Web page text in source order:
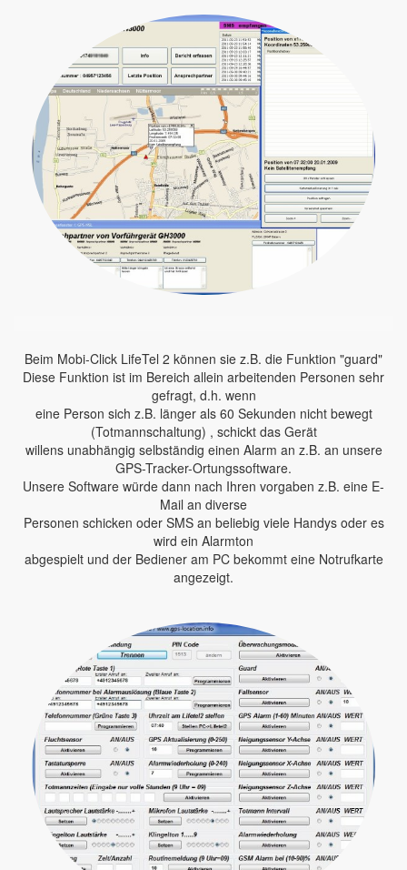
Beim Mobi-Click LifeTel 2 können sie z.B. die Funktion "guard"
Diese Funktion ist im Bereich allein arbeitenden Personen sehr
gefragt, d.h. wenn
eine Person sich z.B. länger als 60 Sekunden nicht bewegt
(Totmannschaltung) , schickt das Gerät
willens unabhängig selbständig einen Alarm an z.B. an unsere
GPS-Tracker-Ortungssoftware.
Unsere Software würde dann nach Ihren vorgaben z.B. eine E-
Mail an diverse
Personen schicken oder SMS an beliebig viele Handys oder es
wird ein Alarmton
abgespielt und der Bediener am PC bekommt eine Notrufkarte
angezeigt.